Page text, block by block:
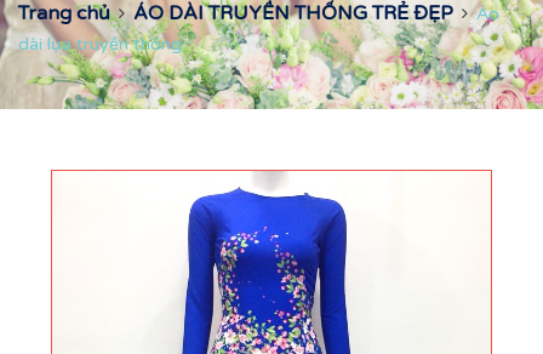
Trang chủ ÁO DÀI TRUYỀN THỐNG TRẺ ĐẸP
Áo
dài lụa truyền thống